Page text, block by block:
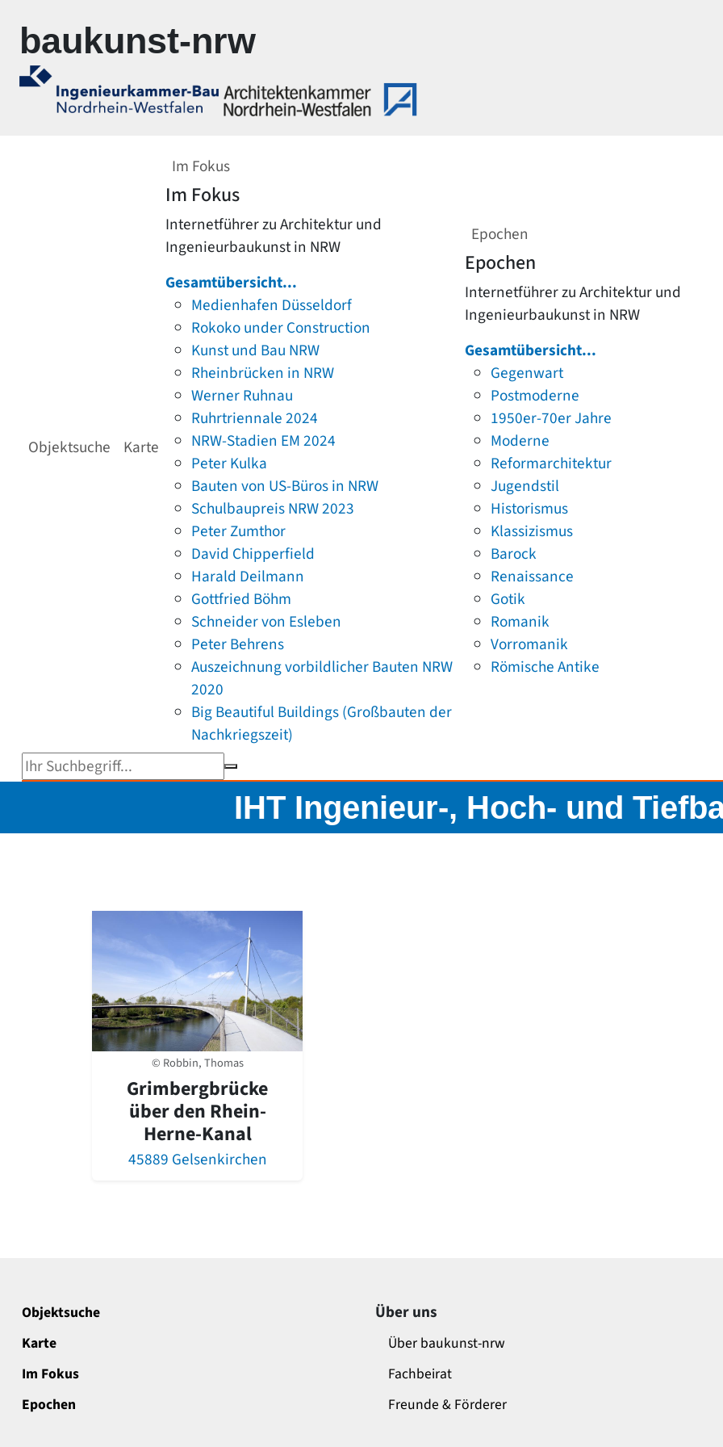
baukunst-nrw
Objektsuche Karte
Im Fokus
Im Fokus
Internetführer zu Architektur und
Ingenieurbaukunst in NRW
Gesamtübersicht...
Medienhafen Düsseldorf
Rokoko under Construction
Kunst und Bau NRW
Rheinbrücken in NRW
Werner Ruhnau
Ruhrtriennale 2024
NRW-Stadien EM 2024
Peter Kulka
Bauten von US-Büros in NRW
Schulbaupreis NRW 2023
Peter Zumthor
David Chipperfield
Harald Deilmann
Gottfried Böhm
Schneider von Esleben
Peter Behrens
Auszeichnung vorbildlicher Bauten NRW
2020
Big Beautiful Buildings (Großbauten der
Nachkriegszeit)
Epochen
Epochen
Internetführer zu Architektur und
Ingenieurbaukunst in NRW
Gesamtübersicht...
Gegenwart
Postmoderne
1950er-70er Jahre
Moderne
Reformarchitektur
Jugendstil
Historismus
Klassizismus
Barock
Renaissance
Gotik
Romanik
Vorromanik
Römische Antike
Suchbegriff eingeben
IHT Ingenieur-, Hoch- und
© Robbin, Thomas
Grimbergbrücke
über den Rhein-
Herne-Kanal
45889 Gelsenkirchen
Objektsuche
Karte
Im Fokus
Epochen
Über uns
Über baukunst-nrw
Fachbeirat
Freunde & Förderer